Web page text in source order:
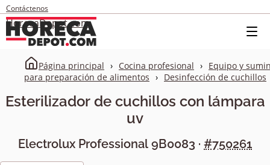
Contáctenos
HorecaDepot.com
Página principal Cocina profesional
Equipo y
para preparación de alimentos
Desinfección de cuchillos
Esterilizador de cuchillos con lámpara
uv
Electrolux Professional 9B0083 · #750261